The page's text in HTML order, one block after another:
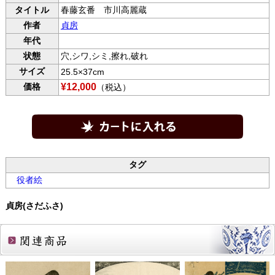
タイトル
春藤玄番 市川高麗蔵
作者
貞房
年代
状態
穴,シワ,シミ,擦れ,破れ
サイズ
25.5×37cm
価格
¥12,000（税込）
タグ
役者絵
貞房(さだふさ)
関連商品